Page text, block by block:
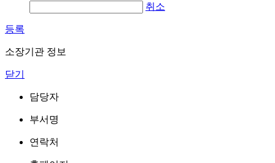
취소
등록
소장기관 정보
닫기
담당자
부서명
연락처